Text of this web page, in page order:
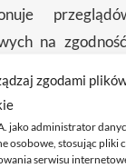
zgodami
jako administrator
osobowe, stosując pliki
serwisu
na
przy czym
drogowym, a